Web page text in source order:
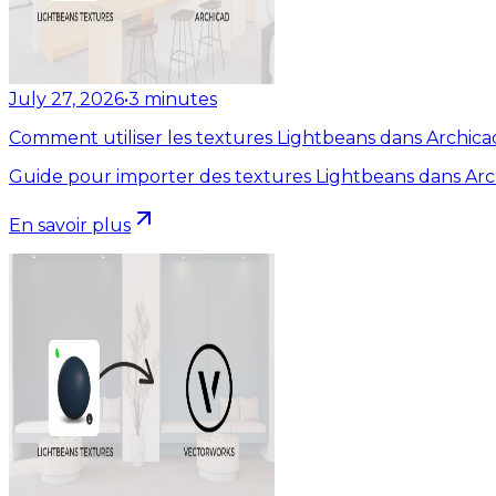
July 27, 2026•3 minutes
Comment utiliser les textures Lightbeans dans
Guide pour importer des textures Lightbeans dans
En savoir plus